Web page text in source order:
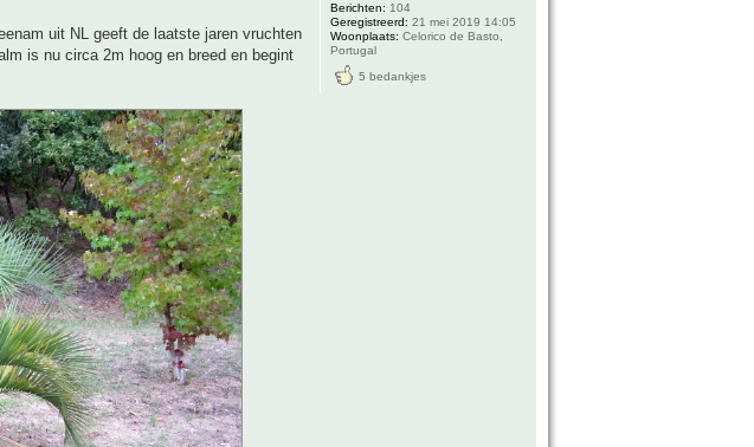
uit NL geeft de laatste jaren vruchten
is nu circa 2m hoog en breed en begint
Berichten: 104
Geregistreerd: 21 mei 2019 14:05
Woonplaats: Celorico de Basto,
Portugal
5 bedankjes